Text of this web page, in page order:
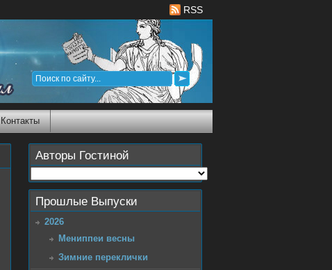
RSS
Контакты
Авторы Гостиной
Прошлые Выпуски
2026
Мениппеи весны
Зимние переклички